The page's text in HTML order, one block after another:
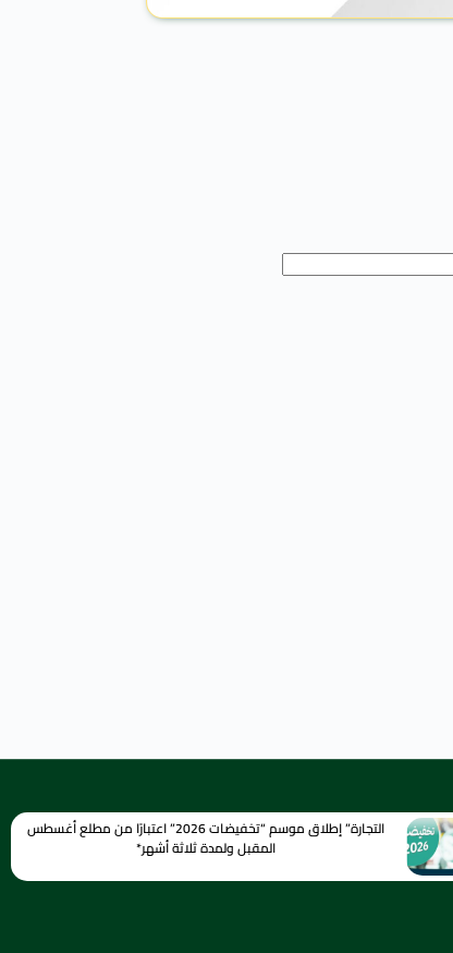
التجارة” إطلاق موسم “تخفيضات 2026” اعتبارًا من مطلع أغسطس
المقبل ولمدة ثلاثة أشهر*